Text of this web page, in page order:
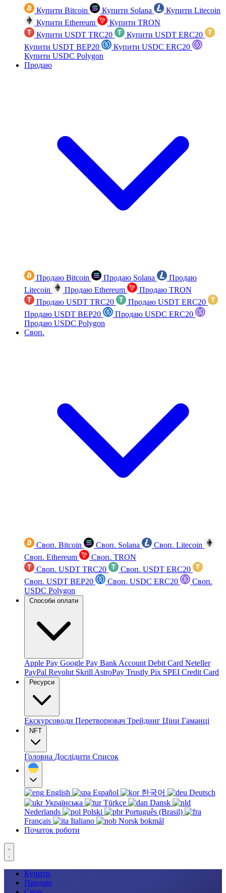
Купити Bitcoin Купити Solana
Купити Litecoin
Купити Ethereum
Купити TRON
Купити USDT TRC20
Купити USDT ERC20
Купити USDT BEP20
Купити USDC ERC20
Купити USDC Polygon
Продаю
Продаю Bitcoin Продаю Solana
Продаю
Litecoin
Продаю Ethereum
Продаю TRON
Продаю USDT TRC20
Продаю USDT ERC20
Продаю USDT BEP20
Продаю USDC ERC20
Продаю USDC Polygon
Своп.
Своп. Bitcoin Своп. Solana
Своп. Litecoin
Своп. Ethereum
Своп. TRON
Своп. USDT TRC20
Своп. USDT ERC20
Своп. USDT BEP20
Своп. USDC ERC20
Своп.
USDC Polygon
Способи оплати
Apple Pay Google Pay Bank Account Debit Card Neteller
PayPal Revolut Skrill AstroPay Trustly Pix SPEI Credit Card
Ресурси
Екскурсоводи Перетворювач Трейдинг Ціни Гаманці
NFT
Головна Дослідити Список
English Español 한국어
Deutsch
Українська
Türkçe
Dansk
Nederlands
Polski
Português (Brasil)
Français
Italiano
Norsk bokmål
Початок роботи
Купити
Продаю